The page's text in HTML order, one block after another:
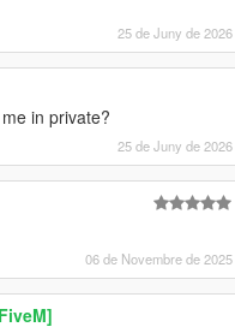
25 de Juny de 2026
in private?
25 de Juny de 2026
06 de Novembre de 2025